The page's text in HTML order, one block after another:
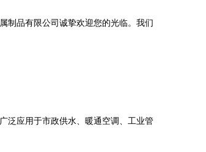
制品有限公司诚挚欢迎您的光临。我们
泛应用于市政供水、暖通空调、工业管